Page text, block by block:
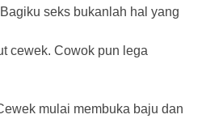
seks bukanlah hal yang
cewek. Cowok pun lega
mulai membuka baju dan